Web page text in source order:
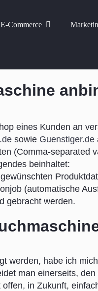
E-Commerce
eines Kunden an
sowie Guenstiger.de
(Comma-separated
beinhaltet:
(automatische
gebracht werden.
werden, habe ich
man einerseits,
in Zukunft,